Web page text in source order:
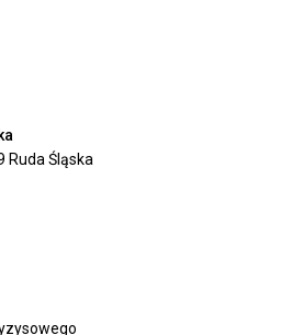
Ruda Śląska